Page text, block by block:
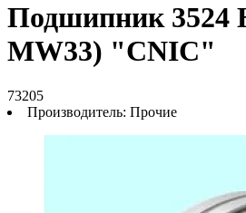
Подшипник 3524
MW33) "CNIC"
73205
Производитель: Прочие